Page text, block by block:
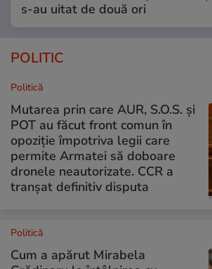
s-au uitat de două ori
POLITIC
Politică
Mutarea prin care AUR, S.O.S. și
POT au făcut front comun în
opoziție împotriva legii care
permite Armatei să doboare
dronele neautorizate. CCR a
tranșat definitiv disputa
Politică
Cum a apărut Mirabela